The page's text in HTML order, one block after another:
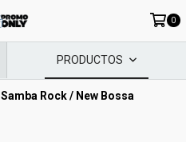
0
PRODUCTOS
Samba Rock / New Bossa